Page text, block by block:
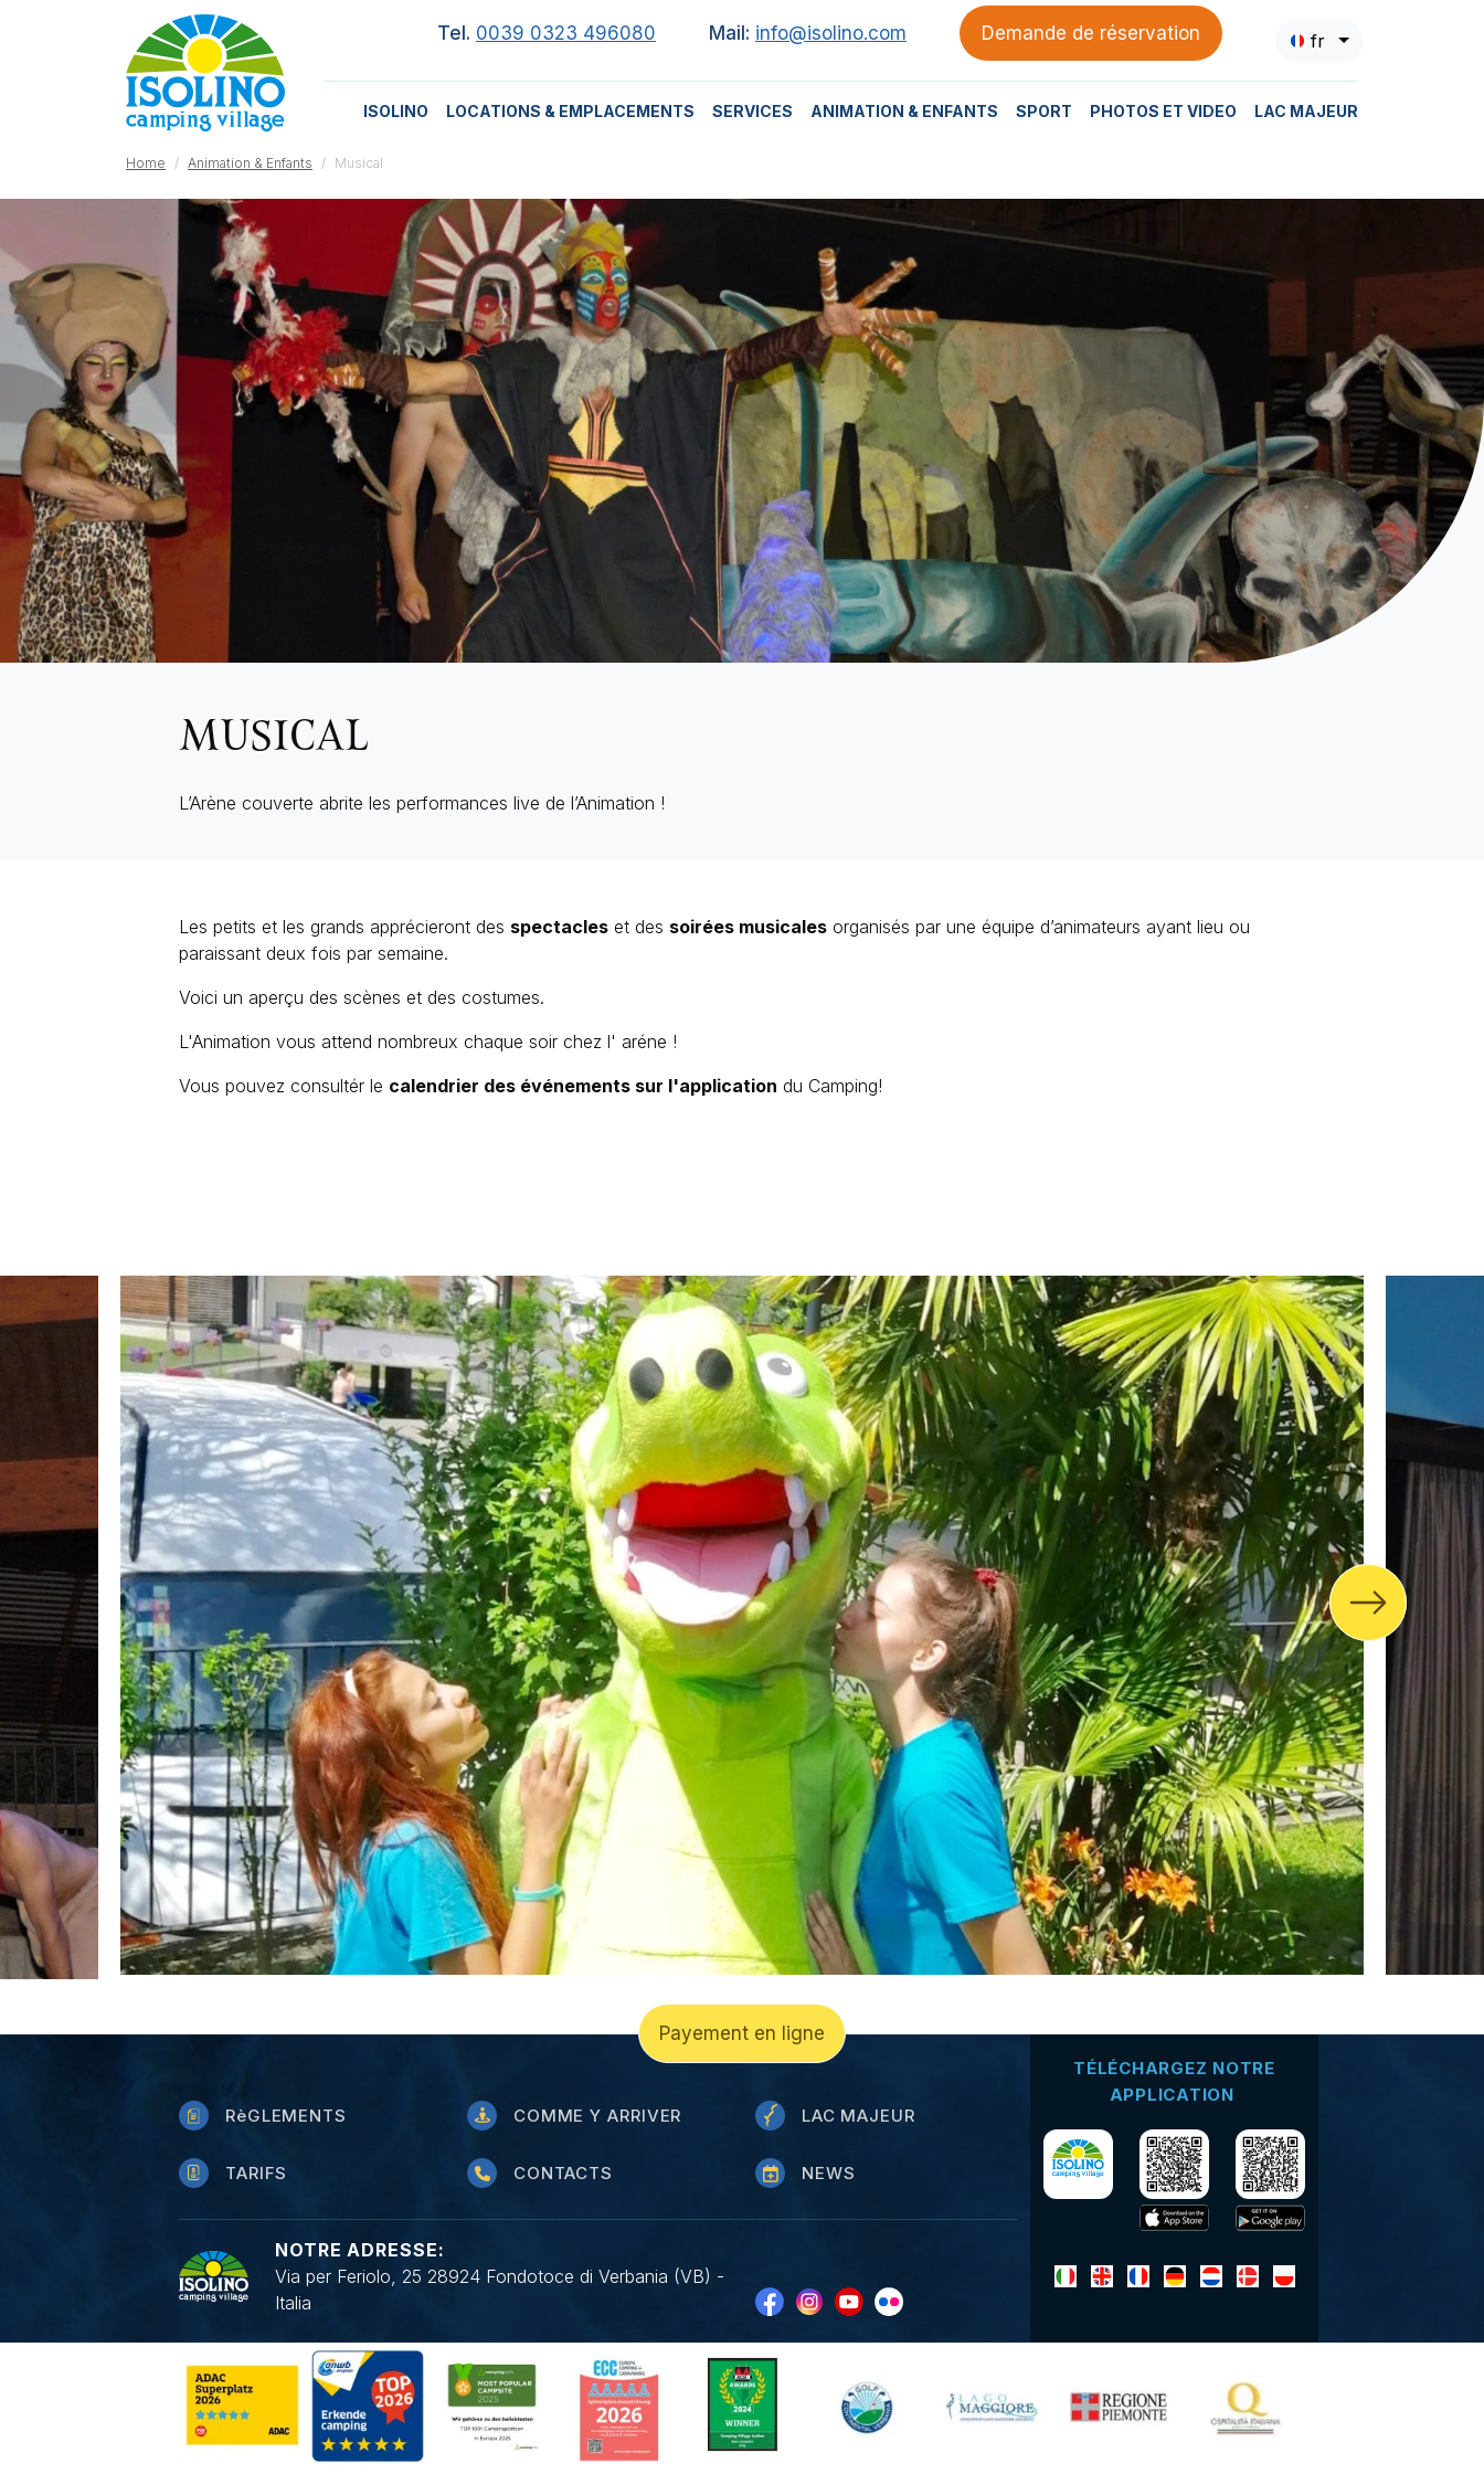
Tel. 0039 0323 496080 Mail: info@isolino.com Demande de réservation fr
ISOLINO LOCATIONS & EMPLACEMENTS SERVICES ANIMATION & ENFANTS SPORT PHOTOS ET VIDEO LAC MAJEUR
Home Animation & Enfants Musical
MUSICAL
L’Arène couverte abrite les performances live de l’Animation !
Les petits et les grands apprécieront des spectacles et des soirées musicales organisés par une équipe d’animateurs ayant lieu ou
paraissant deux fois par semaine.
Voici un aperçu des scènes et des costumes.
L'Animation vous attend nombreux chaque soir chez l' aréne !
Vous pouvez consultér le calendrier des événements sur l'application du Camping!
RèGLEMENTS COMME Y ARRIVER LAC MAJEUR
TARIFS CONTACTS NEWS
NOTRE ADRESSE:
Via per Feriolo, 25 28924 Fondotoce di Verbania (VB) -
Italia
TÉLÉCHARGEZ NOTRE
APPLICATION
Payement en ligne